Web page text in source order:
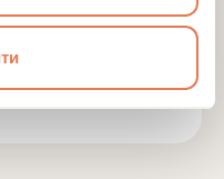
при
(2025)